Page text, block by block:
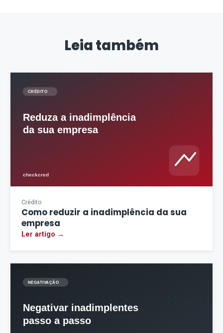
Leia também
Crédito
Como reduzir a inadimplência da sua
empresa
Ler artigo →